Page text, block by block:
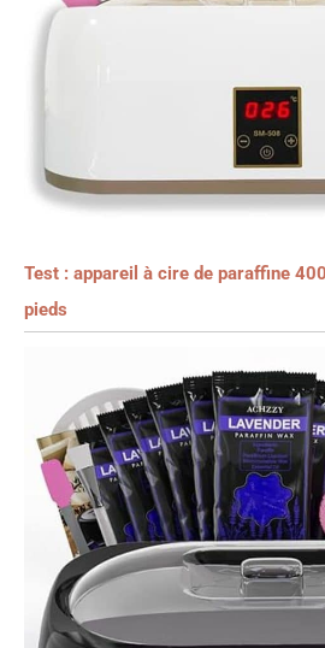
Test : appareil à cire de paraffine
pieds